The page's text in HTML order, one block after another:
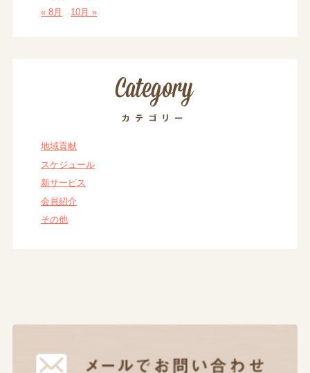
« 8月
10月 »
地域貢献
スケジュール
新サービス
会員紹介
その他